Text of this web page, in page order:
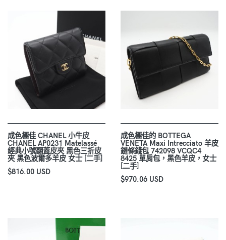
成色極佳 CHANEL 小牛皮
CHANEL AP0231 Matelassé
經典小號翻蓋皮夾 黑色三折皮
夾 黑色波爾多羊皮 女士 [二手]
$816.00 USD
成色極佳的 BOTTEGA
VENETA Maxi Intrecciato 羊皮
鏈條錢包 742098 VCQC4
8425 單肩包，黑色羊皮，女士
[二手]
$970.06 USD